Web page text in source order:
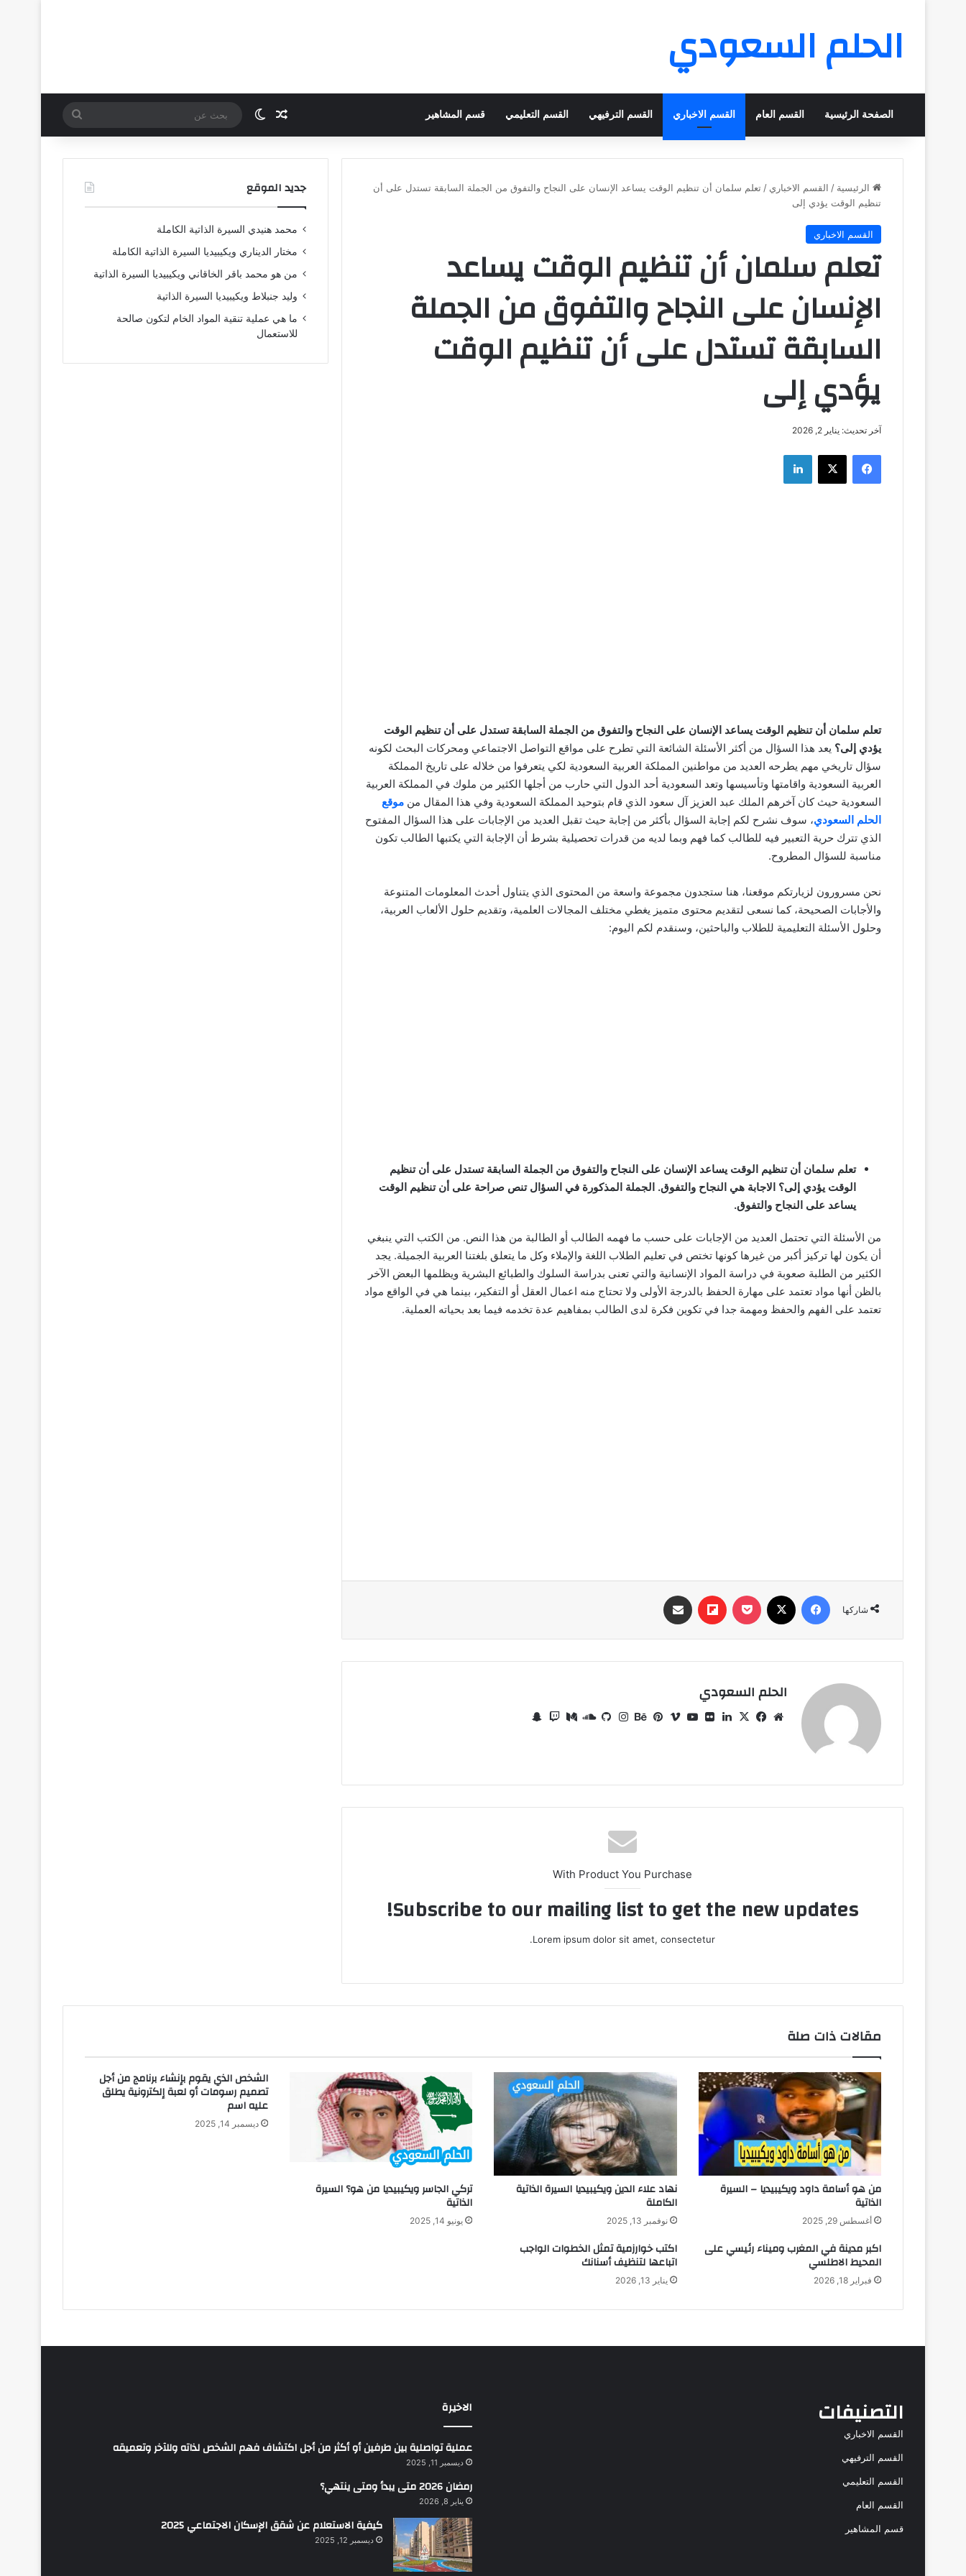
الحلم السعودي
الصفحة الرئيسية القسم العام القسم الاخباري القسم الترفيهي القسم التعليمي قسم المشاهير مقال عشوائي
الوضع المظلم
بحث
عن
الرئيسية / القسم الاخباري / تعلم سلمان أن تنظيم الوقت يساعد الإنسان على النجاح والتفوق من الجملة السابقة تستدل على أن
تنظيم الوقت يؤدي إلى
القسم الاخباري
تعلم سلمان أن تنظيم الوقت يساعد
الإنسان على النجاح والتفوق من الجملة
السابقة تستدل على أن تنظيم الوقت
يؤدي إلى
آخر تحديث: يناير 2, 2026
فيسبوك ‫X لينكدإن
تعلم سلمان أن تنظيم الوقت يساعد الإنسان على النجاح والتفوق من الجملة السابقة تستدل على أن تنظيم الوقت
يؤدي إلى؟ يعد هذا السؤال من أكثر الأسئلة الشائعة التي تطرح على مواقع التواصل الاجتماعي ومحركات البحث لكونه
سؤال تاريخي مهم يطرحه العديد من مواطنين المملكة العربية السعودية لكي يتعرفوا من خلاله على تاريخ المملكة
العربية السعودية واقامتها وتأسيسها وتعد السعودية أحد الدول التي حارب من أجلها الكثير من ملوك في المملكة العربية
السعودية حيث كان آخرهم الملك عبد العزيز آل سعود الذي قام بتوحيد المملكة السعودية وفي هذا المقال من موقع
الحلم السعودي، سوف نشرح لكم إجابة السؤال بأكثر من إجابة حيث تقبل العديد من الإجابات على هذا السؤال المفتوح
الذي تترك حرية التعبير فيه للطالب كما فهم وبما لديه من قدرات تحصيلية بشرط أن الإجابة التي يكتبها الطالب تكون
مناسبة للسؤال المطروح.
نحن مسرورون لزيارتكم موقعنا، هنا ستجدون مجموعة واسعة من المحتوى الذي يتناول أحدث المعلومات المتنوعة
والأجابات الصحيحة، كما نسعى لتقديم محتوى متميز يغطي مختلف المجالات العلمية، وتقديم حلول الألعاب العربية،
وحلول الأسئلة التعليمية للطلاب والباحثين، وسنقدم لكم اليوم:
تعلم سلمان أن تنظيم الوقت يساعد الإنسان على النجاح والتفوق من الجملة السابقة تستدل على أن تنظيم
الوقت يؤدي إلى؟ الاجابة هي النجاح والتفوق. الجملة المذكورة في السؤال تنص صراحة على أن تنظيم الوقت
يساعد على النجاح والتفوق.
من الأسئلة التي تحتمل العديد من الإجابات على حسب ما فهمه الطالب أو الطالبة من هذا النص. من الكتب التي ينبغي
أن يكون لها تركيز أكبر من غيرها كونها تختص في تعليم الطلاب اللغة والإملاء وكل ما يتعلق بلغتنا العربية الجميلة. يجد
الكثير من الطلبة صعوبة في دراسة المواد الإنسانية والتي تعنى بدراسة السلوك والطبائع البشرية ويظلمها البعض الآخر
بالظن أنها مواد تعتمد على مهارة الحفظ بالدرجة الأولى ولا تحتاج منه اعمال العقل أو التفكير، بينما هي في الواقع مواد
تعتمد على الفهم والحفظ ومهمة جدا في تكوين فكرة لدى الطالب بمفاهيم عدة تخدمه فيما بعد بحياته العملية.
شاركها
فيسبوك ‫Pocket
Flipboard
الحلم السعودي
موقعفيسبوك
‫X لينكدإن
صور ‫YouTube
ڤميوبينتيريست
بيهانسانستقرامساوندوسط
With Product You Purchase
Subscribe to our mailing list to get the new updates!
Lorem ipsum dolor sit amet, consectetur.
جديد الموقع
محمد هنيدي السيرة الذاتية الكاملة
مختار الديناري ويكيبيديا السيرة الذاتية الكاملة
من هو محمد باقر الخاقاني ويكيبيديا السيرة الذاتية
وليد جنبلاط ويكيبيديا السيرة الذاتية
ما هي عملية تنقية المواد الخام لتكون صالحة
للاستعمال
مقالات ذات صلة
من هو أسامة داود ويكيبيديا – السيرة
الذاتية
أغسطس 29, 2025
نهاد علاء الدين ويكيبيديا السيرة الذاتية
الكاملة
نوفمبر 13, 2025
تركي الجاسر ويكيبيديا من هو؟ السيرة
الذاتية
يونيو 14, 2025
الشخص الذي يقوم بإنشاء برنامج من أجل
تصميم رسومات أو لعبة إلكترونية يطلق
عليه اسم
ديسمبر 14, 2025
اكبر مدينة في المغرب وميناء رئيسي على
المحيط الاطلسي
فبراير 18, 2026
اكتب خوارزمية تمثل الخطوات الواجب
اتباعها لتنظيف أسنانك
يناير 13, 2026
التصنيفات
القسم الاخباري
القسم الترفيهي
القسم التعليمي
القسم العام
قسم المشاهير
الاخيرة
عملية تواصلية بين طرفين أو أكثر من أجل اكتشاف فهم الشخص لذاته وللآخر وتعميقه
ديسمبر 11, 2025
رمضان 2026 متى يبدأ ومتى ينتهي؟
يناير 8, 2026
كيفية الاستعلام عن شقق الإسكان الاجتماعي 2025
ديسمبر 12, 2025